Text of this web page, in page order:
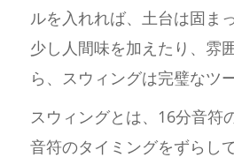
ルを入れれば、土台は固ま
少し人間味を加えたり、雰
ら、スウィングは完璧なツー
スウィングとは、16分音符
音符のタイミングをずらし